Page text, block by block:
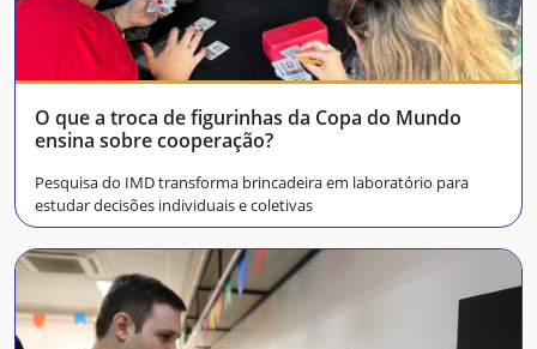
O que a troca de figurinhas da Copa do Mundo
ensina sobre cooperação?
Pesquisa do IMD transforma brincadeira em laboratório para
estudar decisões individuais e coletivas